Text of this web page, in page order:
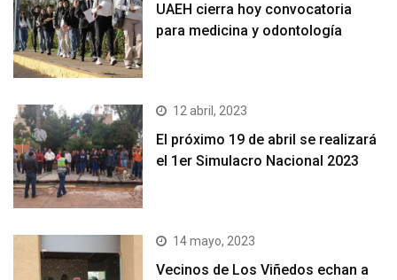
UAEH cierra hoy convocatoria
para medicina y odontología
12 abril, 2023
El próximo 19 de abril se realizará
el 1er Simulacro Nacional 2023
14 mayo, 2023
Vecinos de Los Viñedos echan a